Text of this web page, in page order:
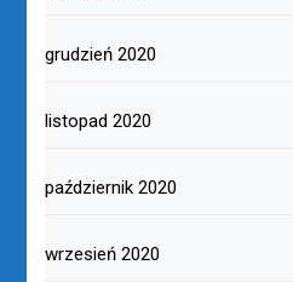
grudzień 2020
listopad 2020
październik 2020
wrzesień 2020